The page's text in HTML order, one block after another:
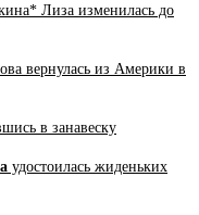
Лиза изменилась до
вернулась из Америки в
в занавеску
удостоилась жиденьких